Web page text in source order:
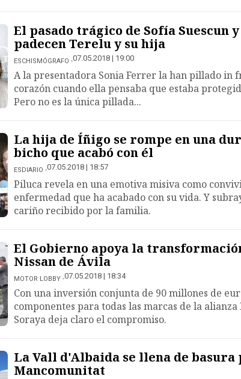
El pasado trágico de Sofía Suescun
padecen Terelu y su hija
ESCHISMÓGRAFO 07.05.2018 | 19:00
A la presentadora Sonia Ferrer la han pillado in
corazón cuando ella pensaba que estaba
Pero no es la única pillada...
La hija de Íñigo se rompe en una
bicho que acabó con él
ESDIARIO 07.05.2018 | 18:57
Piluca revela en una emotiva misiva como
enfermedad que ha acabado con su vida. Y
cariño recibido por la familia.
El Gobierno apoya la
Nissan de Ávila
MOTOR LOBBY 07.05.2018 | 18:34
Con una inversión conjunta de 90 millones de
componentes para todas las marcas de la
Soraya deja claro el compromiso.
La Vall d'Albaida se llena de
Mancomunitat